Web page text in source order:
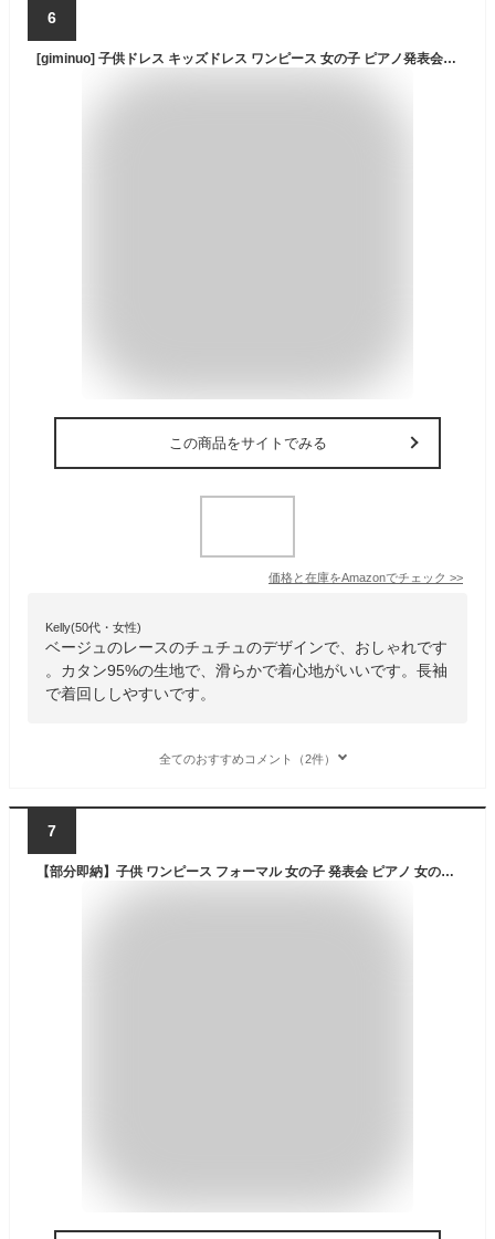
6
[giminuo] 子供ドレス キッズドレス ワンピース 女の子 ピアノ発表会 可愛い レーススカートプリンセス 長袖 ドレス フォーマル 結婚式 発表会 スクール 表彰式 式典 フラワーガール ウェディング 記念撮影 司会者 90 100 110 120 130 140 150cm (100cm, ベージュ)
この商品をサイトでみる
価格と在庫をAmazonでチェック >>
Kelly(50代・女性)
ベージュのレースのチュチュのデザインで、おしゃれです
。カタン95%の生地で、滑らかで着心地がいいです。長袖
で着回ししやすいです。
全てのおすすめコメント（2件）
7
【部分即納】子供 ワンピース フォーマル 女の子 発表会 ピアノ 女の子 日常服 ドレス 長袖 入学式 子供 ドレス フォーマル 子供服 韓国風 カラー切替 ジュニア キッズ 卒園式 フォーマル ワンピース 子供服 ドレス ピアノ 発表会 レース